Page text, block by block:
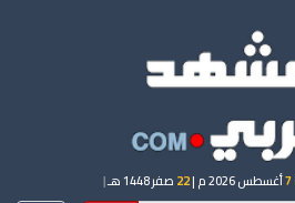
7أغسطس 2026 م | 22 صفر 1448 هـ |